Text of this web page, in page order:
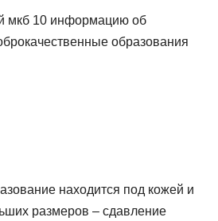
мкб 10 информацию об
образования
находится под кожей и
размеров – сдавление